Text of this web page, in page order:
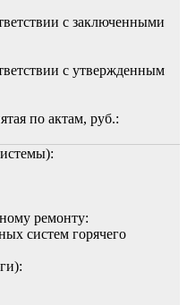
с заключенными
с утвержденным
по актам, руб.:
ремонту:
систем горячего